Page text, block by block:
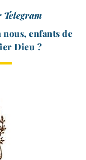
Telegram
enfants de
Dieu ?